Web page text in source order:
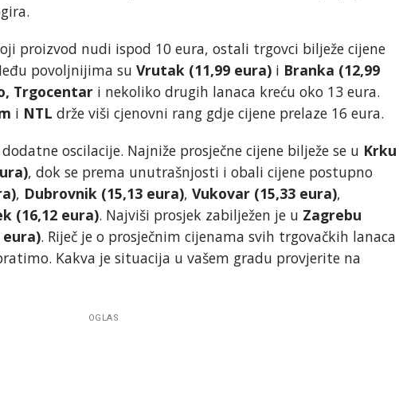
proizvod nudi ispod 10 eura, ostali trgovci bilježe cijene
povoljnijima su Vrutak (11,99 eura) i Branka (12,99
Trgocentar i nekoliko drugih lanaca kreću oko 13 eura.
i NTL drže viši cjenovni rang gdje cijene prelaze 16 eura.
oscilacije. Najniže prosječne cijene bilježe se u Krku
, dok se prema unutrašnjosti i obali cijene postupno
, Dubrovnik (15,13 eura), Vukovar (15,33 eura),
(16,12 eura). Najviši prosjek zabilježen je u Zagrebu
eura). Riječ je o prosječnim cijenama svih trgovačkih lanaca
Kakva je situacija u vašem gradu provjerite na
OGLAS